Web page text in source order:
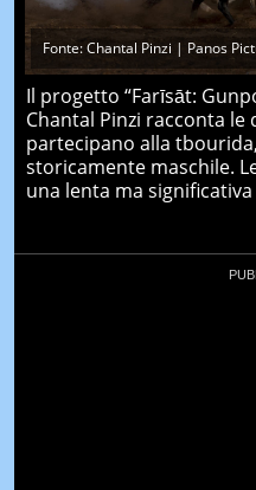
Fonte: Chantal Pinzi | Panos
Il progetto “Farīsāt:
Chantal Pinzi racconta
partecipano alla
storicamente maschile.
una lenta ma